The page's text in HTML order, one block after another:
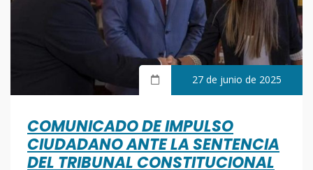
27 de junio de 2025
COMUNICADO DE IMPULSO
CIUDADANO ANTE LA SENTENCIA
DEL TRIBUNAL CONSTITUCIONAL